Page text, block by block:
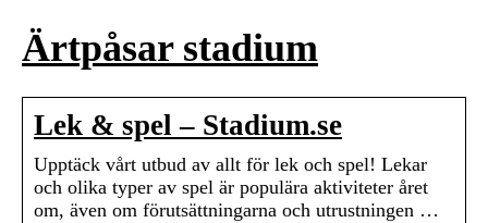
Ärtpåsar stadium
Lek & spel – Stadium.se
Upptäck vårt utbud av allt för lek och spel! Lekar
och olika typer av spel är populära aktiviteter året
om, även om förutsättningarna och utrustningen …